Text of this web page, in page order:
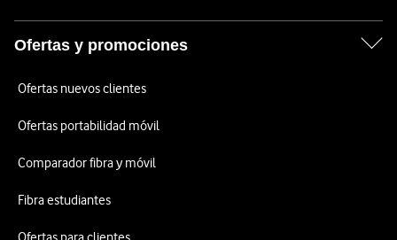
Ofertas y promociones
Ofertas nuevos clientes
Ofertas portabilidad móvil
Comparador fibra y móvil
Fibra estudiantes